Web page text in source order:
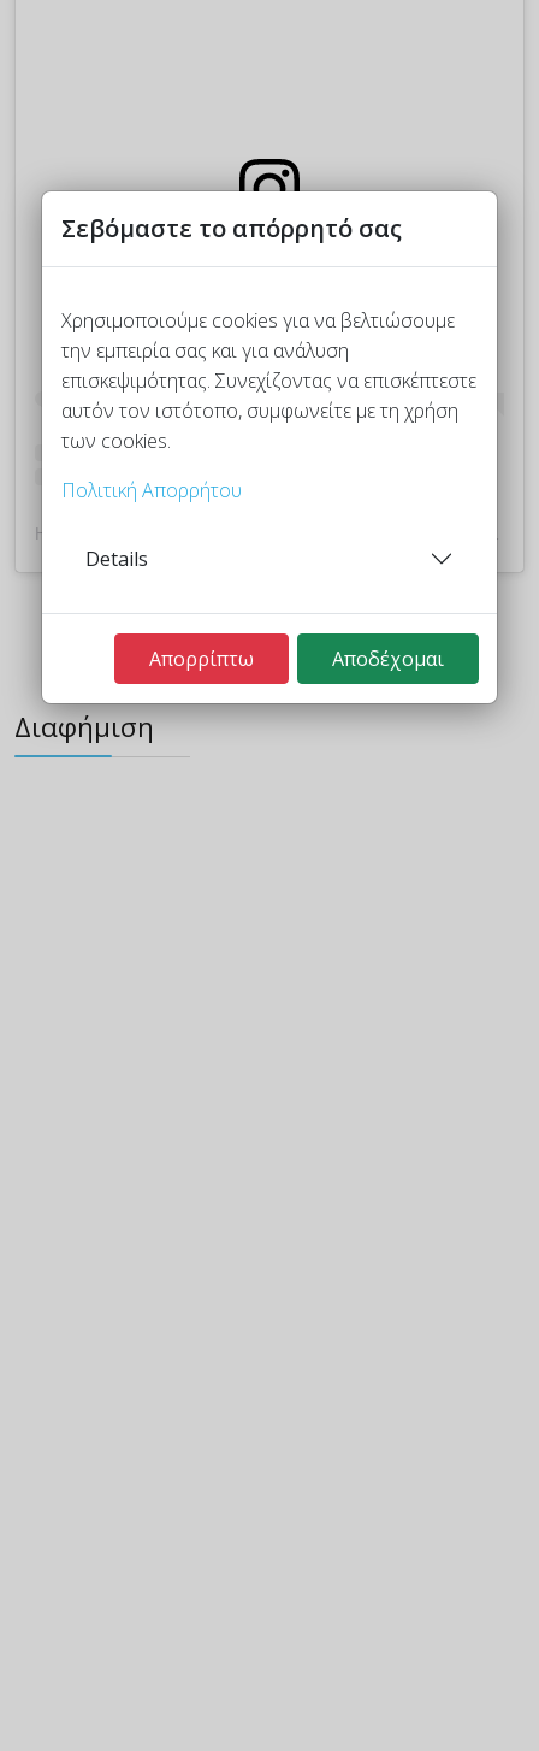
Διαφήμιση
Σεβόμαστε το απόρρητό σας
Χρησιμοποιούμε cookies για να βελτιώσουμε
την εμπειρία σας και για ανάλυση
επισκεψιμότητας. Συνεχίζοντας να επισκέπτεστε
αυτόν τον ιστότοπο, συμφωνείτε με τη χρήση
των cookies.
Πολιτική Απορρήτου
Details
Απορρίπτω Αποδέχομαι